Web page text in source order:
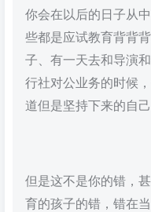
你会在以后的日子从
些都是应试教育背背
子、有一天去和导演
行社对公业务的时候
道但是坚持下来的自己
但是这不是你的错，
育的孩子的错，错在